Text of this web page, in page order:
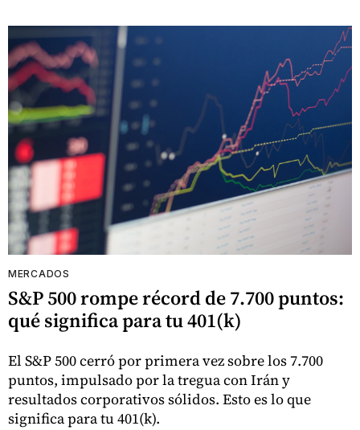
MERCADOS
S&P 500 rompe récord de 7.700 puntos:
qué significa para tu 401(k)
El S&P 500 cerró por primera vez sobre los 7.700
puntos, impulsado por la tregua con Irán y
resultados corporativos sólidos. Esto es lo que
significa para tu 401(k).